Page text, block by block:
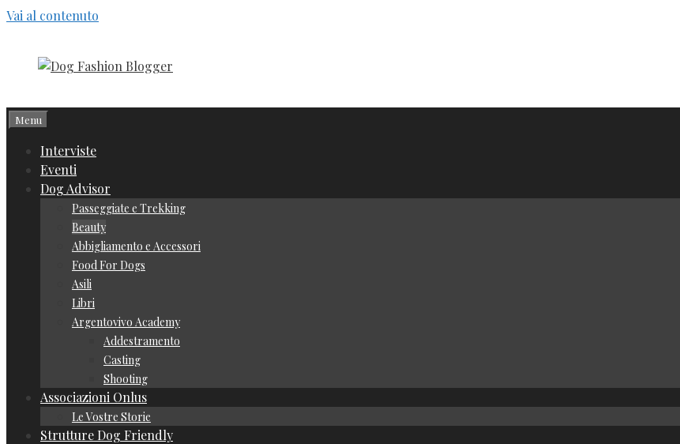
Vai al contenuto
Menu
Interviste
Eventi
Dog Advisor
Passeggiate e Trekking
Beauty
Abbigliamento e Accessori
Food For Dogs
Asili
Libri
Argentovivo Academy
Addestramento
Casting
Shooting
Associazioni Onlus
Le Vostre Storie
Strutture Dog Friendly